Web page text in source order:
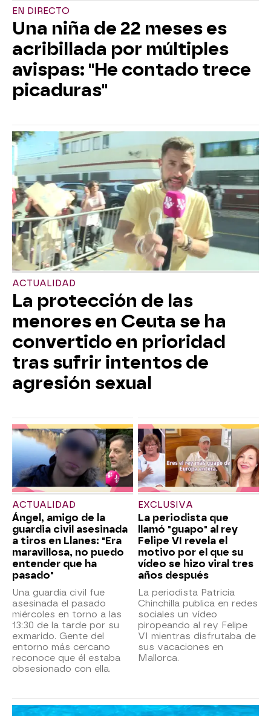
EN DIRECTO
Una niña de 22 meses es
acribillada por múltiples
avispas: "He contado trece
picaduras"
ACTUALIDAD
La protección de las
menores en Ceuta se ha
convertido en prioridad
tras sufrir intentos de
agresión sexual
ACTUALIDAD
Ángel, amigo de la
guardia civil asesinada
a tiros en Llanes: "Era
maravillosa, no puedo
entender que ha
pasado"
Una guardia civil fue
asesinada el pasado
miércoles en torno a las
13:30 de la tarde por su
exmarido. Gente del
entorno más cercano
reconoce que él estaba
obsesionado con ella.
EXCLUSIVA
La periodista que
llamó "guapo" al rey
Felipe VI revela el
motivo por el que su
vídeo se hizo viral tres
años después
La periodista Patricia
Chinchilla publica en redes
sociales un vídeo
piropeando al rey Felipe
VI mientras disfrutaba de
sus vacaciones en
Mallorca.